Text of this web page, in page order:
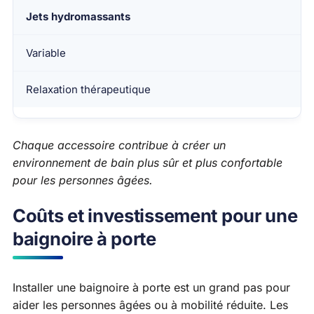
Jets hydromassants
Variable
Relaxation thérapeutique
Chaque accessoire contribue à créer un
environnement de bain plus sûr et plus confortable
pour les personnes âgées.
Coûts et investissement pour une
baignoire à porte
Installer une baignoire à porte est un grand pas pour
aider les personnes âgées ou à mobilité réduite. Les